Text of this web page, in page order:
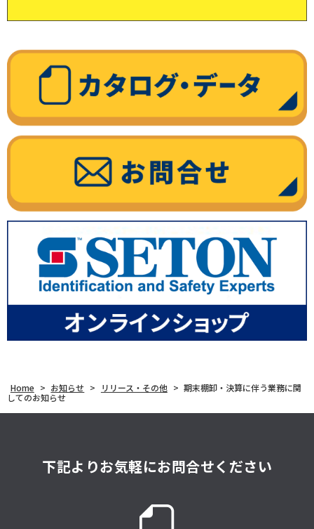
Home > お知らせ > リリース・その他 > 期末棚卸・決算に伴う業務に関
してのお知らせ
下記よりお気軽にお問合せください